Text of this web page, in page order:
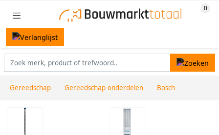
Gereedschap Gereedschap onderdelen Bosch